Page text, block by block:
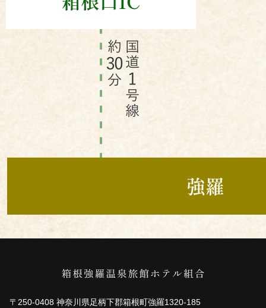
〒250-0408 神奈川県足柄下郡箱根町強羅1320-185